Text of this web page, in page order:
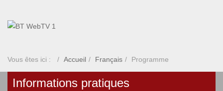
Vous êtes ici : Accueil Français Programme
Informations pratiques